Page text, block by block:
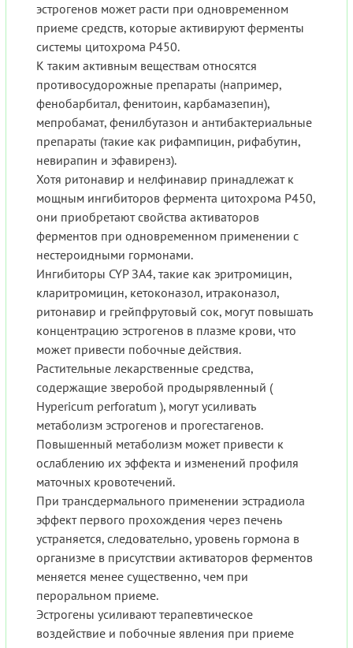
эстрогенов может расти при одновременном
приеме средств, которые активируют ферменты
системы цитохрома Р450.
К таким активным веществам относятся
противосудорожные препараты (например,
фенобарбитал, фенитоин, карбамазепин),
мепробамат, фенилбутазон и антибактериальные
препараты (такие как рифампицин, рифабутин,
невирапин и эфавиренз).
Хотя ритонавир и нелфинавир принадлежат к
мощным ингибиторов фермента цитохрома Р450,
они приобретают свойства активаторов
ферментов при одновременном применении с
нестероидными гормонами.
Ингибиторы CYP ЗА4, такие как эритромицин,
кларитромицин, кетоконазол, итраконазол,
ритонавир и грейпфрутовый сок, могут повышать
концентрацию эстрогенов в плазме крови, что
может привести побочные действия.
Растительные лекарственные средства,
содержащие зверобой продырявленный (
Hypericum perforatum ), могут усиливать
метаболизм эстрогенов и прогестагенов.
Повышенный метаболизм может привести к
ослаблению их эффекта и изменений профиля
маточных кровотечений.
При трансдермального применении эстрадиола
эффект первого прохождения через печень
устраняется, следовательно, уровень гормона в
организме в присутствии активаторов ферментов
меняется менее существенно, чем при
пероральном приеме.
Эстрогены усиливают терапевтическое
воздействие и побочные явления при приеме